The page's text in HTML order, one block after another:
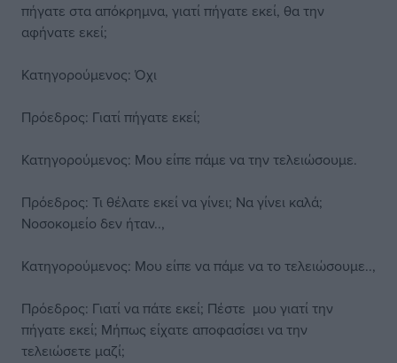
πήγατε στα απόκρημνα, γιατί πήγατε εκεί, θα την
αφήνατε εκεί;
Κατηγορούμενος: Όχι
Πρόεδρος: Γιατί πήγατε εκεί;
Κατηγορούμενος: Μου είπε πάμε να την τελειώσουμε.
Πρόεδρος: Τι θέλατε εκεί να γίνει; Να γίνει καλά;
Νοσοκομείο δεν ήταν..,
Κατηγορούμενος: Μου είπε να πάμε να το τελειώσουμε..,
Πρόεδρος: Γιατί να πάτε εκεί; Πέστε μου γιατί την
πήγατε εκεί; Μήπως είχατε αποφασίσει να την
τελειώσετε μαζί;